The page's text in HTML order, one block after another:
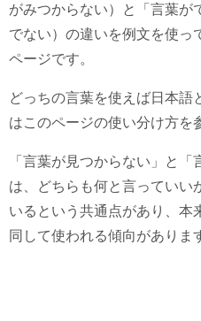
がみつからない）と「言葉が
でない）の違いを例文を使っ
ページです。
どっちの言葉を使えば日本語
はこのページの使い分け方を
「言葉が見つからない」と
は、どちらも何と言っていい
いるという共通点があり、本
同して使われる傾向がありま